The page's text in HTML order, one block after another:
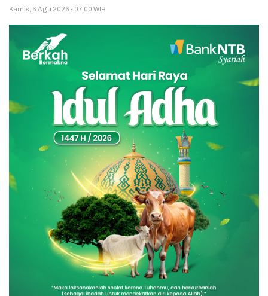
Kamis, 6 Agu 2026 - 07:00 WIB